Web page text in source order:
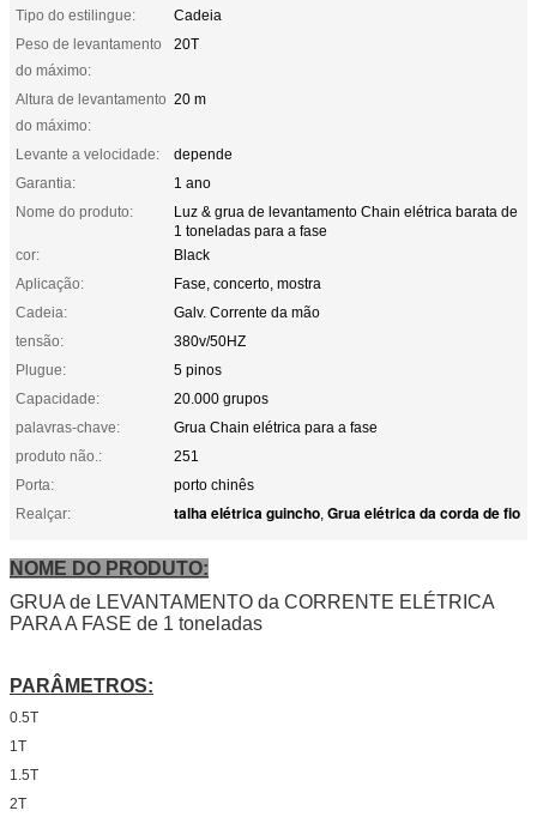
Tipo do estilingue:
Cadeia
Peso de levantamento
do máximo:
20T
Altura de levantamento
do máximo:
20 m
Levante a velocidade:
depende
Garantia:
1 ano
Nome do produto:
Luz & grua de levantamento Chain elétrica barata de
1 toneladas para a fase
cor:
Black
Aplicação:
Fase, concerto, mostra
Cadeia:
Galv. Corrente da mão
tensão:
380v/50HZ
Plugue:
5 pinos
Capacidade:
20.000 grupos
palavras-chave:
Grua Chain elétrica para a fase
produto não.:
251
Porta:
porto chinês
Realçar:
talha elétrica guincho, Grua elétrica da corda de fio
NOME DO PRODUTO:
GRUA de LEVANTAMENTO da CORRENTE ELÉTRICA
PARA A FASE de 1 toneladas
PARÂMETROS:
0.5T
1T
1.5T
2T